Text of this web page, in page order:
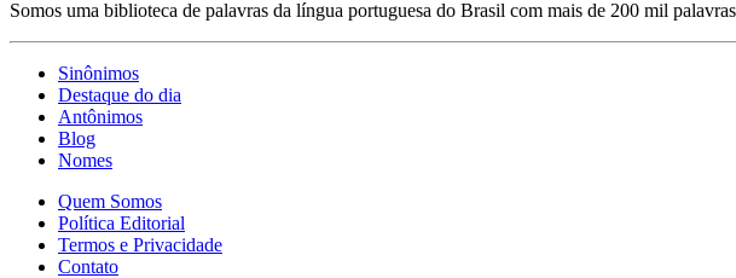
Somos uma biblioteca de palavras da língua portuguesa do Brasil com mais de 200 mil
Sinônimos
Destaque do dia
Antônimos
Blog
Nomes
Quem Somos
Política Editorial
Termos e Privacidade
Contato